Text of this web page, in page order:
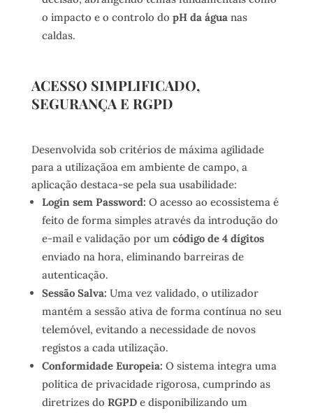
o impacto e o controlo do pH da águanas
caldas.
ACESSO SIMPLIFICADO,
SEGURANÇA E RGPD
Desenvolvida sob critérios de máxima agilidade
para a utilizaçãoa em ambiente de campo, a
aplicação destaca-se pela sua usabilidade:
Login sem Password: O acesso ao ecossistema é
feito de forma simples através da introdução do
e-mail e validação por um código de 4 dígitos
enviado na hora, eliminando barreiras de
autenticação.
Sessão Salva: Uma vez validado, o utilizador
mantém a sessão ativa de forma contínua no seu
telemóvel, evitando a necessidade de novos
registos a cada utilização.
Conformidade Europeia: O sistema integra uma
política de privacidade rigorosa, cumprindo as
diretrizes do RGPDe disponibilizando um